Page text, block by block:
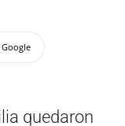
quedaron